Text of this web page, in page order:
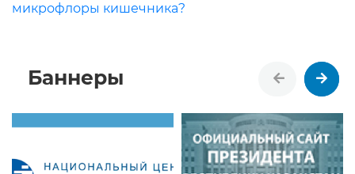
микрофлоры кишечника?
Баннеры